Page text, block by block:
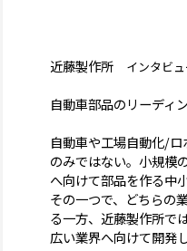
近藤製作所 インタビ
自動車部品のリーディ
自動車や工場自動化/
のみではない。小規模
へ向けて部品を作る中
その一つで、どちらの
る一方、近藤製作所で
広い業界へ向けて開発